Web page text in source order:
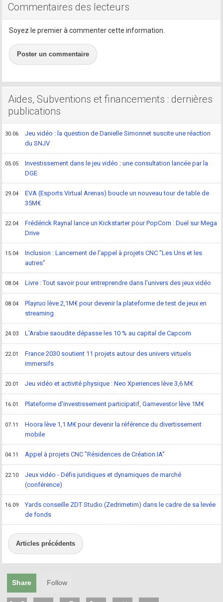
Commentaires des lecteurs
Soyez le premier à commenter cette information.
Poster un commentaire
Aides, Subventions et financements : dernières
publications
30.06
Jeu vidéo : la question de Danielle Simonnet suscite une réaction
du SNJV
05.05
Investissement dans le jeu vidéo : une consultation lancée par la
DGE
29.04
EVA (Esports Virtual Arenas) boucle un nouveau tour de table de
35M€
22.04
Frédérick Raynal lance un Kickstarter pour PopCorn : Duel sur Mega
Drive
15.04
Inclusion : Lancement de l'appel à projets CNC "Les Uns et les
autres"
08.04 Livre : Tout savoir pour entreprendre dans l'univers des jeux vidéo
08.04
Playruo lève 2,1M€ pour devenir la plateforme de test de jeux en
streaming
24.03 L'Arabie saoudite dépasse les 10 % au capital de Capcom
22.01
France 2030 soutient 11 projets autour des univers virtuels
immersifs
20.01 Jeu vidéo et activité physique : Neo Xperiences lève 3,6 M€
16.01 Plateforme d'investissement participatif, Gamevestor lève 1M€
07.11
Hoora lève 1,1 M€ pour devenir la référence du divertissement
mobile
04.11 Appel à projets CNC "Résidences de Création IA"
22.10
Jeux vidéo - Défis juridiques et dynamiques de marché
(conférence)
16.09
Yards conseille ZDT Studio (Zedrimetim) dans le cadre de sa levée
de fonds
Articles précédents
Share Follow